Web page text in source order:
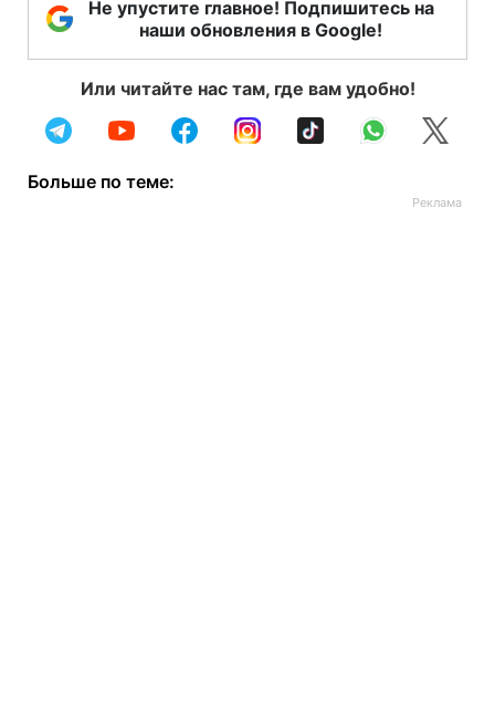
Не упустите главное! Подпишитесь на
наши обновления в Google!
Или читайте нас там, где вам удобно!
Больше по теме: